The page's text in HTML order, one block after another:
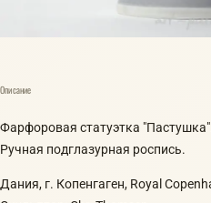
Описание
Фарфоровая статуэтка
Ручная подглазурная роспись.
Дания, г. Копенгаген, Royal